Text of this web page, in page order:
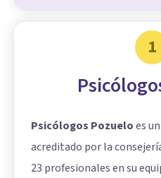
1
Psicólogos Pozueloes
acreditado por la
23 profesionales en su